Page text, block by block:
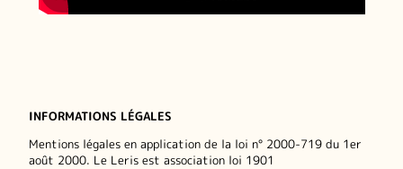
INFORMATIONS LÉGALES
Mentions légales en application de la loi n° 2000-719 du 1er
août 2000. Le Leris est association loi 1901